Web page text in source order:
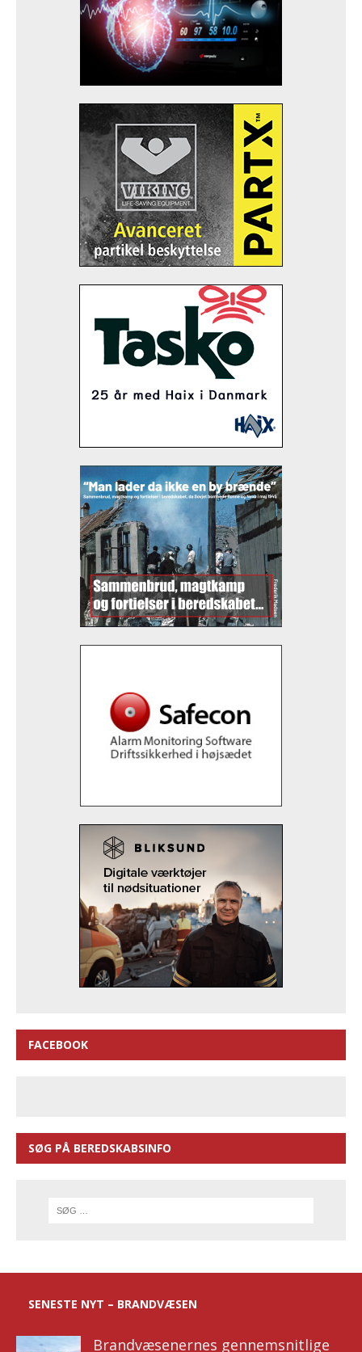
FACEBOOK
SØG PÅ BEREDSKABSINFO
SENESTE NYT – BRANDVÆSEN
Brandvæsenernes gennemsnitlige